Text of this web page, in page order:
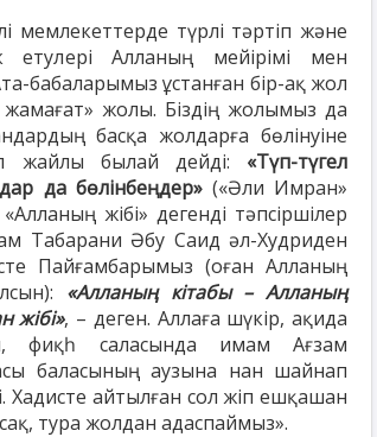
мемлекеттерде түрлі тәртіп және
етулері Алланың мейірімі мен
бабаларымыз ұстанған бір-ақ жол
жолы. Біздің жолымыз да
басқа жолдарға бөлінуіне
жайлы былай дейді: «Түп-түгел
да бөлінбеңдер»(«Әли Имран»
жібі» дегенді тәпсіршілер
Табарани Әбу Саид әл-Худриден
Пайғамбарымыз (оған Алланың
«Алланың кітабы – Алланың
жібі», – деген. Аллаға шүкір, ақида
фиқһ саласында имам Ағзам
баласының аузына нан шайнап
Хадисте айтылған сол жіп ешқашан
тура жолдан адаспаймыз».